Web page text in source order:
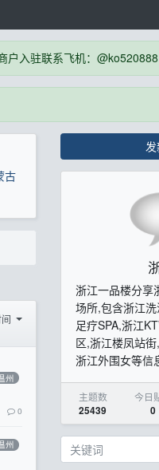
户入驻联系飞机：@ko520888
古
州
0
州
浙江一品楼分享
场所,包含浙江
足疗SPA,浙江
区,浙江楼凤站
浙江外围女等信
主题数
25439
今日
0